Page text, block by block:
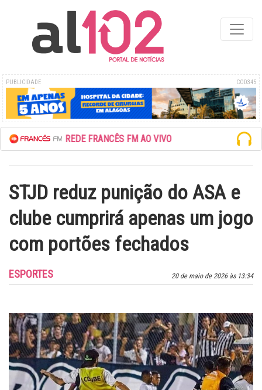
PUBLICIDADE COD345
ESCUTE A REDE FRANCÊS FM AO VIVO
STJD reduz punição do ASA e
clube cumprirá apenas um jogo
com portões fechados
20 de maio de 2026 às 13:34
ESPORTES